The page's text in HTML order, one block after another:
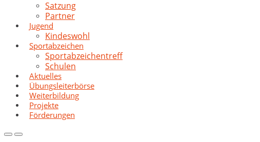
Satzung
Partner
Jugend
Kindeswohl
Sportabzeichen
Sportabzeichentreff
Schulen
Aktuelles
Übungsleiterbörse
Weiterbildung
Projekte
Förderungen
PrimaryPrimary